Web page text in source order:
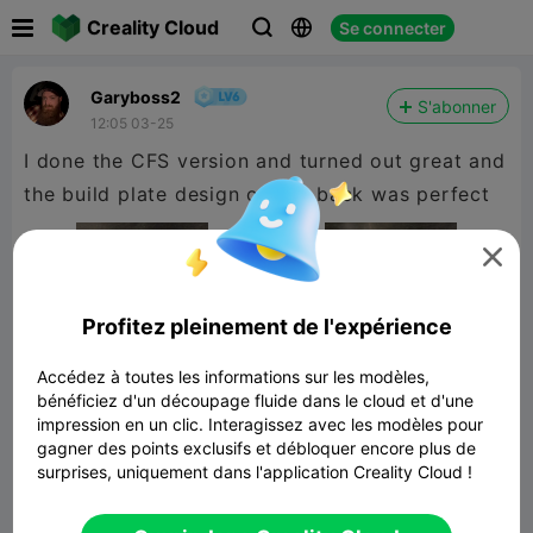
Creality Cloud   Se connecter
Garyboss2
12:05 03-25
S'abonner
I done the CFS version and turned out great and
the build plate design on the back was perfect

Profitez pleinement de l'expérience
Accédez à toutes les informations sur les modèles,
bénéficiez d'un découpage fluide dans le cloud et d'une
impression en un clic. Interagissez avec les modèles pour
gagner des points exclusifs et débloquer encore plus de
surprises, uniquement dans l'application Creality Cloud !